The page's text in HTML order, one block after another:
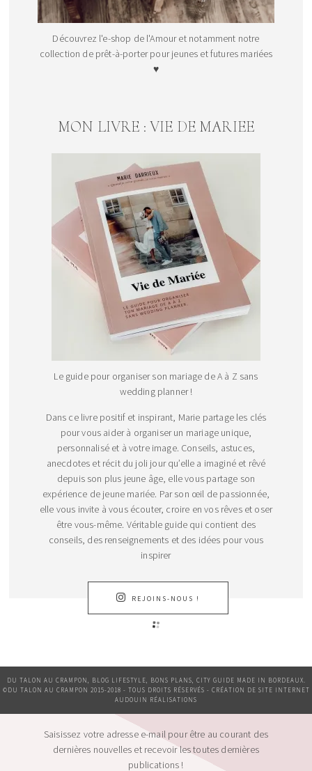
Découvrez l'e-shop de l'Amour et notamment notre
collection de prêt-à-porter pour jeunes et futures mariées
♥
MON LIVRE : VIE DE MARIEE
Le guide pour organiser son mariage de A à Z sans
wedding planner !
Dans ce livre positif et inspirant, Marie partage les clés
pour vous aider à organiser un mariage unique,
personnalisé et à votre image. Conseils, astuces,
anecdotes et récit du joli jour qu’elle a imaginé et rêvé
depuis son plus jeune âge, elle vous partage son
expérience de jeune mariée. Par son œil de passionnée,
elle vous invite à vous écouter, croire en vos rêves et oser
être vous-même. Véritable guide qui contient des
conseils, des renseignements et des idées pour vous
inspirer
REJOINS-NOUS !
DU TALON AU CRAMPON, BLOG LIFESTYLE, BONS PLANS, CITY GUIDE MADE IN BORDEAUX.
©DU TALON AU CRAMPON 2015-2018 - TOUS DROITS RÉSERVÉS - CRÉATION DE SITE INTERNET
AUDOUIN RÉALISATIONS
Saisissez votre adresse e-mail pour être au courant des
dernières nouvelles et recevoir les toutes dernières
publications !